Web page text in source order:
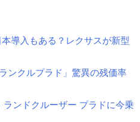
導入もある？レクサスが新型
ンクルプラド」驚異の残価率
ンドクルーザー プラドに今乗